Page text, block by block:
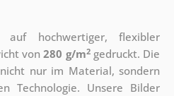
auf hochwertiger, flexibler
von280 g/m2gedruckt. Die
nur im Material, sondern
Technologie. Unsere Bilder